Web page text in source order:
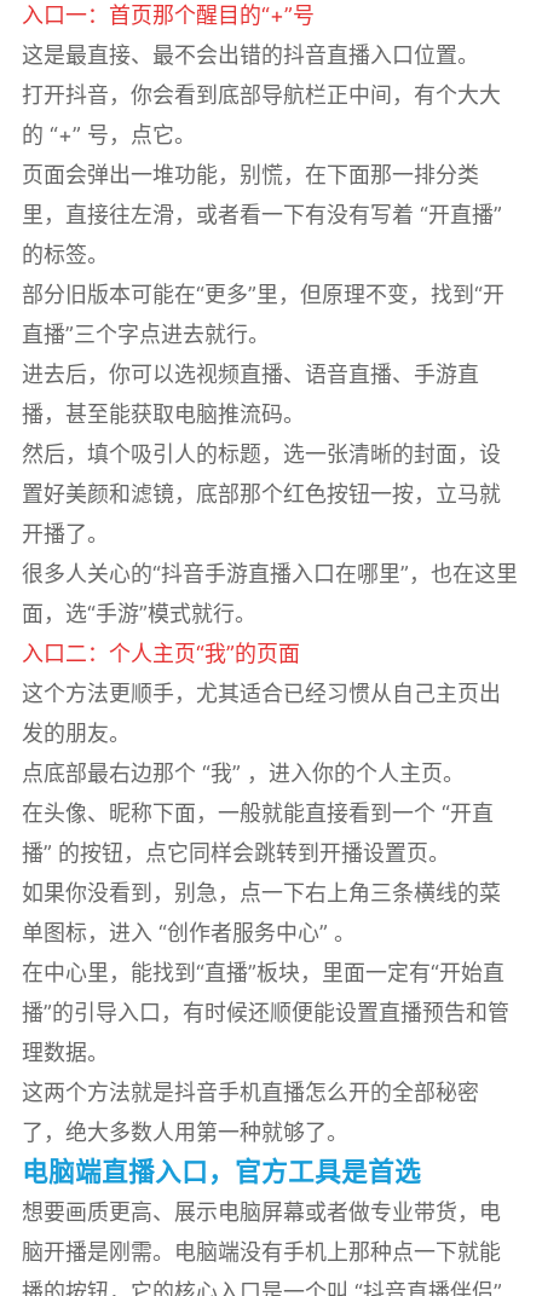
入口一：首页那个醒目的“+”号
这是最直接、最不会出错的抖音直播入口位置。
打开抖音，你会看到底部导航栏正中间，有个大大
的 “+” 号，点它。
页面会弹出一堆功能，别慌，在下面那一排分类
里，直接往左滑，或者看一下有没有写着 “开直播”
的标签。
部分旧版本可能在“更多”里，但原理不变，找到“开
直播”三个字点进去就行。
进去后，你可以选视频直播、语音直播、手游直
播，甚至能获取电脑推流码。
然后，填个吸引人的标题，选一张清晰的封面，设
置好美颜和滤镜，底部那个红色按钮一按，立马就
开播了。
很多人关心的“抖音手游直播入口在哪里”，也在这里
面，选“手游”模式就行。
入口二：个人主页“我”的页面
这个方法更顺手，尤其适合已经习惯从自己主页出
发的朋友。
点底部最右边那个 “我” ，进入你的个人主页。
在头像、昵称下面，一般就能直接看到一个 “开直
播” 的按钮，点它同样会跳转到开播设置页。
如果你没看到，别急，点一下右上角三条横线的菜
单图标，进入 “创作者服务中心” 。
在中心里，能找到“直播”板块，里面一定有“开始直
播”的引导入口，有时候还顺便能设置直播预告和管
理数据。
这两个方法就是抖音手机直播怎么开的全部秘密
了，绝大多数人用第一种就够了。
电脑端直播入口，官方工具是首选
想要画质更高、展示电脑屏幕或者做专业带货，电
脑开播是刚需。电脑端没有手机上那种点一下就能